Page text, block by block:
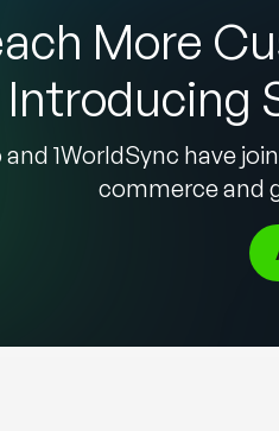
More
Introducing
and 1WorldSync have
commerce and